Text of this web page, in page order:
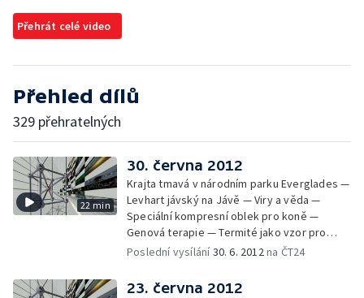
Přehrát celé video
Přehled dílů
329 přehratelných
22 min
30. června 2012
Krajta tmavá v národním parku Everglades —
Levhart jávský na Jávě — Viry a věda —
Speciální kompresní oblek pro koně —
Genová terapie — Termité jako vzor pro
roboty — Malovací program Painting Fool
Poslední vysílání30. 6. 2012na ČT24
23. června 2012